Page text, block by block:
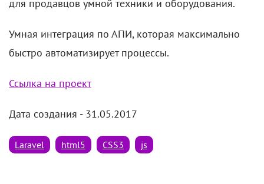
для продавцов умной техники и оборудования.
Умная интеграция по АПИ, которая максимально
быстро автоматизирует процессы.
Ссылка на проект
Дата создания - 31.05.2017
Laravel html5 CSS3 js